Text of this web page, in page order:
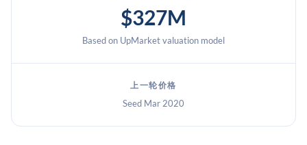
$327M
Based on UpMarket valuation model
上一轮价格
Seed Mar 2020